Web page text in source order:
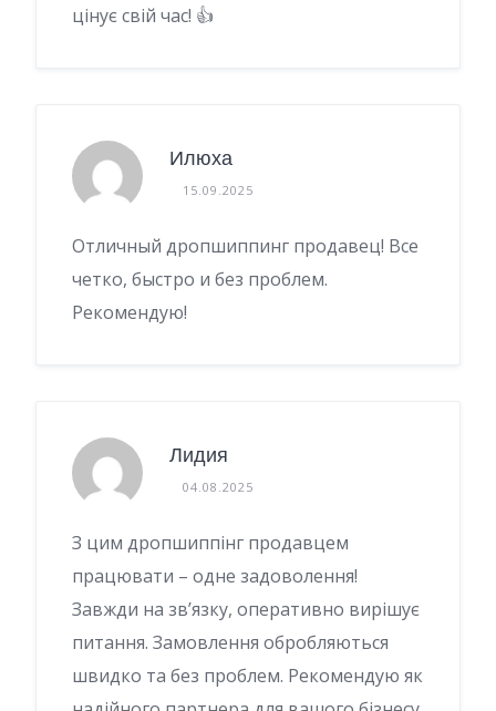
цінує свій час! 👍
Илюха
15.09.2025
Отличный дропшиппинг продавец! Все
четко, быстро и без проблем.
Рекомендую!
Лидия
04.08.2025
З цим дропшиппінг продавцем
працювати – одне задоволення!
Завжди на зв’язку, оперативно вирішує
питання. Замовлення обробляються
швидко та без проблем. Рекомендую як